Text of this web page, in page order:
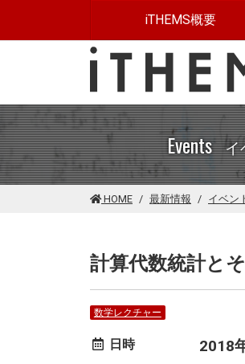
iTHEMS概要
Events イ
HOME 最新情報 イベン
計算代数統計と
数学レクチャー
日時 2018